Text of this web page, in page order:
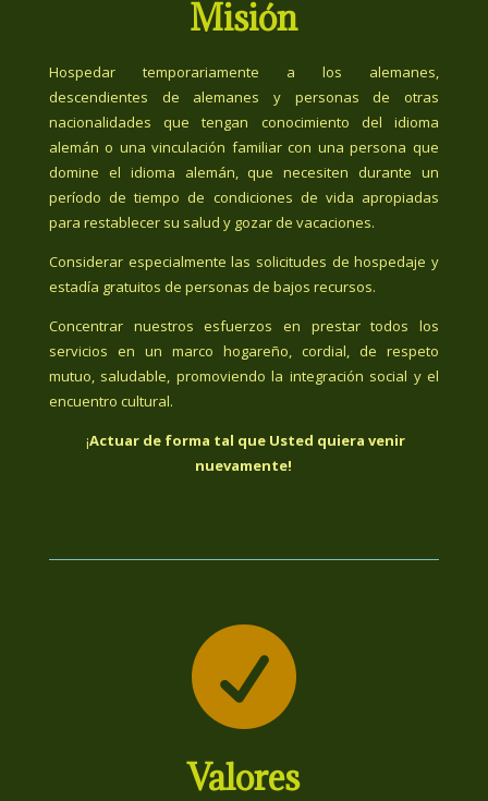
Misión
Hospedar temporariamente a los alemanes,
descendientes de alemanes y personas de otras
nacionalidades que tengan conocimiento del idioma
alemán o una vinculación familiar con una persona que
domine el idioma alemán, que necesiten durante un
período de tiempo de condiciones de vida apropiadas
para restablecer su salud y gozar de vacaciones.
Considerar especialmente las solicitudes de hospedaje y
estadía gratuitos de personas de bajos recursos.
Concentrar nuestros esfuerzos en prestar todos los
servicios en un marco hogareño, cordial, de respeto
mutuo, saludable, promoviendo la integración social y el
encuentro cultural.
¡Actuar de forma tal que Usted quiera venir
nuevamente!

Valores